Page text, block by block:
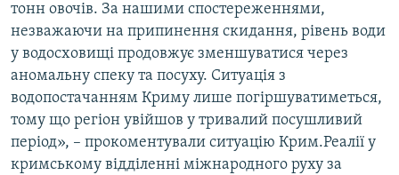
тонн овочів. За нашими спостереженнями,
незважаючи на припинення скидання, рівень води
у водосховищі продовжує зменшуватися через
аномальну спеку та посуху. Ситуація з
водопостачанням Криму лише погіршуватиметься,
тому що регіон увійшов у тривалий посушливий
період», – прокоментували ситуацію Крим.Реалії у
кримському відділенні міжнародного руху за